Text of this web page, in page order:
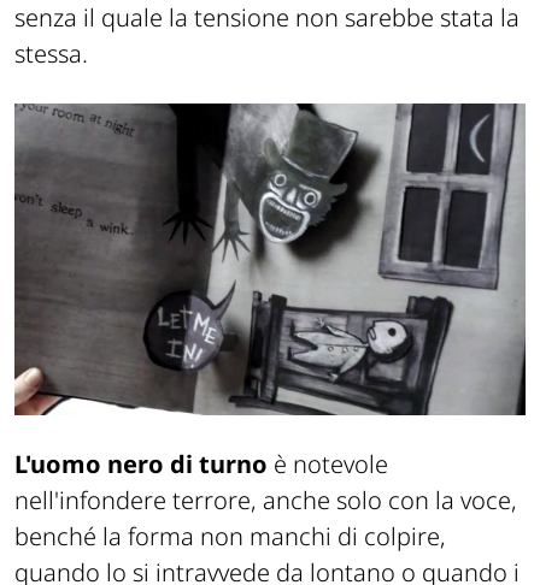
senza il quale la tensione non sarebbe stata la
stessa.
L'uomo nero di turno è notevole
nell'infondere terrore, anche solo con la voce,
benché la forma non manchi di colpire,
quando lo si intravvede da lontano o quando i